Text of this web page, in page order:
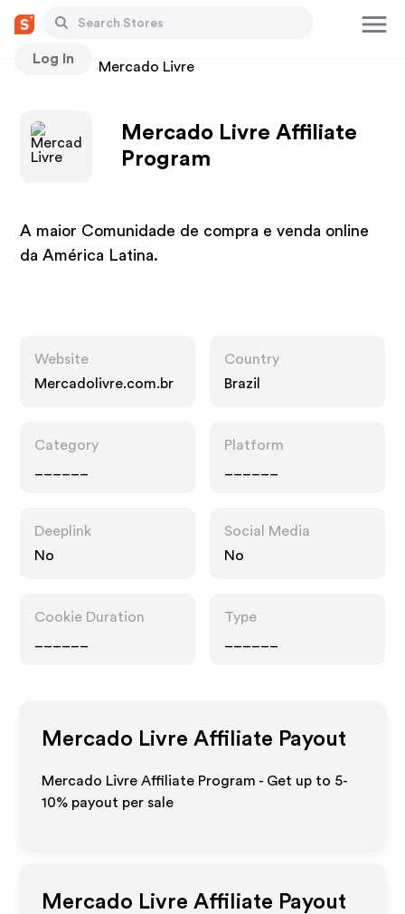
Log In
Stores Mercado Livre
Mercado Livre Affiliate
Program
A maior Comunidade de compra e venda online
da América Latina.
Website
Mercadolivre.com.br
Country
Brazil
Category
Platform
Deeplink
No
Social Media
No
Cookie Duration
Type
Mercado Livre Affiliate Payout
Mercado Livre Affiliate Program - Get up to 5-
10% payout per sale
Mercado Livre Affiliate Payout